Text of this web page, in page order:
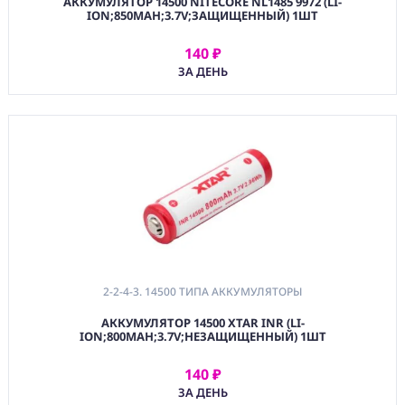
Аккумуляторы
2-2-CNN. CANON
3. ЗАРЯДНЫЕ
ION;850MAH;3.7V;ЗАЩИЩЕННЫЙ) 1ШТ
140 ₽
ЗА ДЕНЬ
АРЕНДОВАТЬ
2-2-4-3. 14500 ТИПА АККУМУЛЯТОРЫ
АККУМУЛЯТОР 14500 XTAR INR (LI-
ION;800MAH;3.7V;НЕЗАЩИЩЕННЫЙ) 1ШТ
140 ₽
ЗА ДЕНЬ
АРЕНДОВАТЬ